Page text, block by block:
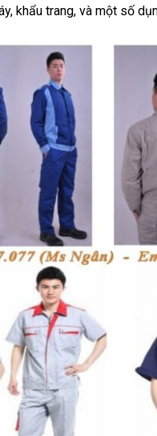
khẩu trang, và một số